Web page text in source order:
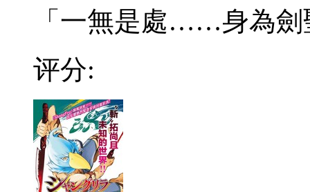
「一無是處……身為劍
评分: